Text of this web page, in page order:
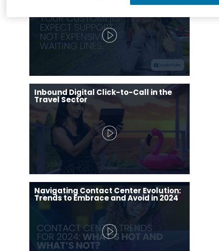
Inbound Digital Click-to-Call in the
Travel Sector
Navigating Contact Center Evolution:
Trends to Embrace and Avoid in 2024